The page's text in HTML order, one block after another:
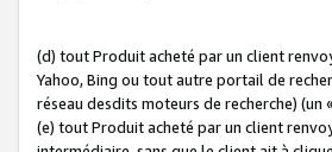
(d) tout Produit acheté par un client
Yahoo, Bing ou tout autre portail de
réseau desdits moteurs de recherche) (un «
(e) tout Produit acheté par un client